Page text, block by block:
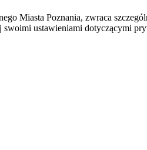
Miasta Poznania, zwraca
ustawieniami dotyczącymi